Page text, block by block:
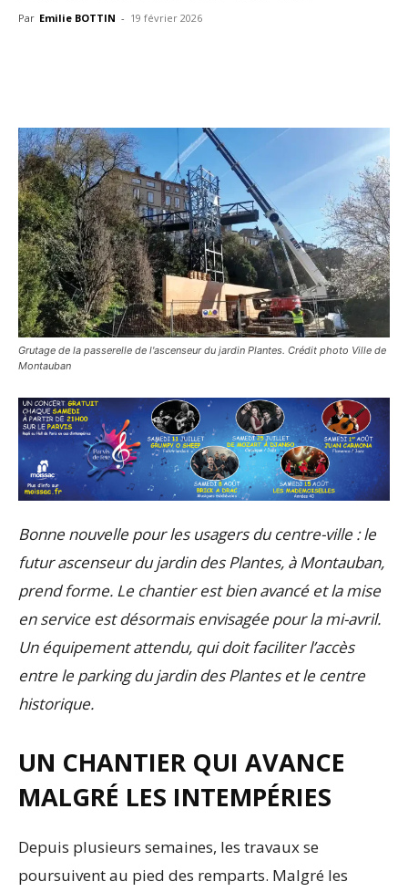
Par Emilie BOTTIN - 19 février 2026
Grutage de la passerelle de l'ascenseur du jardin Plantes. Crédit photo Ville de
Montauban
Bonne nouvelle pour les usagers du centre-ville : le
futur ascenseur du jardin des Plantes, à Montauban,
prend forme. Le chantier est bien avancé et la mise
en service est désormais envisagée pour la mi-avril.
Un équipement attendu, qui doit faciliter l’accès
entre le parking du jardin des Plantes et le centre
historique.
UN CHANTIER QUI AVANCE
MALGRÉ LES INTEMPÉRIES
Depuis plusieurs semaines, les travaux se
poursuivent au pied des remparts. Malgré les